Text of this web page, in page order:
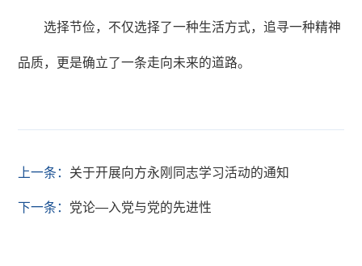
选择节俭，不仅选择了一种生活方式，追寻一种精神
品质，更是确立了一条走向未来的道路。
上一条： 关于开展向方永刚同志学习活动的通知
下一条： 党论―入党与党的先进性